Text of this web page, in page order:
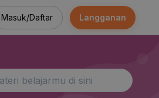
Masuk/Daftar Langganan